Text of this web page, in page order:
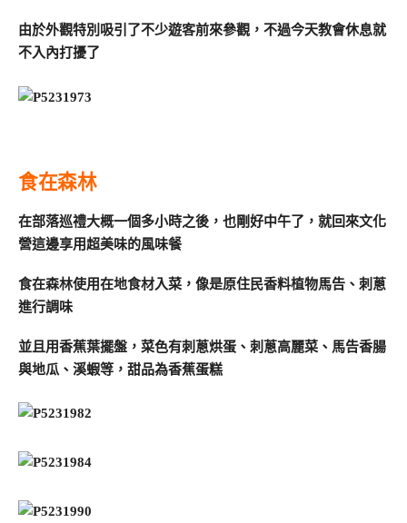
由於外觀特別吸引了不少遊客前來參觀，不過今天教會休息就
不入內打擾了
食在森林
在部落巡禮大概一個多小時之後，也剛好中午了，就回來文化
營這邊享用超美味的風味餐
食在森林使用在地食材入菜，像是原住民香料植物馬告、刺蔥
進行調味
並且用香蕉葉擺盤，菜色有刺蔥烘蛋、刺蔥高麗菜、馬告香腸
與地瓜、溪蝦等，甜品為香蕉蛋糕